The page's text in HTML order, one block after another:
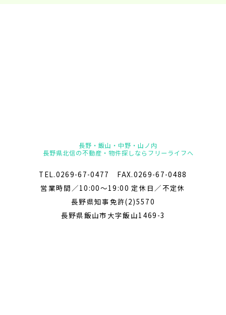
長野・飯山・中野・山ノ内
長野県北信の不動産・物件探しならフリーライフへ
TEL.0269-67-0477 FAX.0269-67-0488
営業時間／10:00～19:00 定休日／不定休
長野県知事免許(2)5570
長野県飯山市大字飯山1469-3